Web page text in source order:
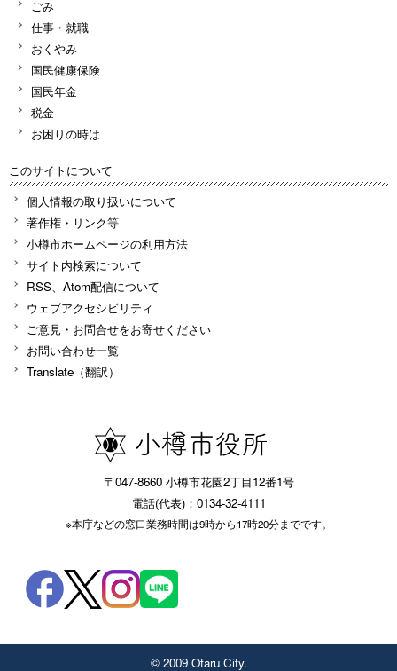
ごみ
仕事・就職
おくやみ
国民健康保険
国民年金
税金
お困りの時は
このサイトについて
個人情報の取り扱いについて
著作権・リンク等
小樽市ホームページの利用方法
サイト内検索について
RSS、Atom配信について
ウェブアクセシビリティ
ご意見・お問合せをお寄せください
お問い合わせ一覧
Translate（翻訳）
〒047-8660 小樽市花園2丁目12番1号
電話(代表)：0134-32-4111
※本庁などの窓口業務時間は9時から17時20分までです。
© 2009 Otaru City.